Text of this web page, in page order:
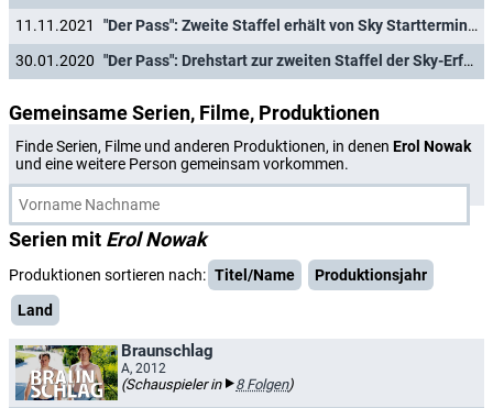
11.11.2021
"Der Pass": Zweite Staffel erhält von Sky Starttermin und Trailer
30.01.2020
"Der Pass": Drehstart zur zweiten Staffel der Sky-Erfolgsserie
Gemeinsame Serien, Filme, Produktionen
Finde Serien, Filme und anderen Produktionen, in denen Erol Nowak
und eine weitere Person gemeinsam vorkommen.
Serien mit Erol Nowak
Produktionen sortieren nach: Titel/Name
Produktionsjahr
Land
Braunschlag
A, 2012
(Schauspieler in 8 Folgen)